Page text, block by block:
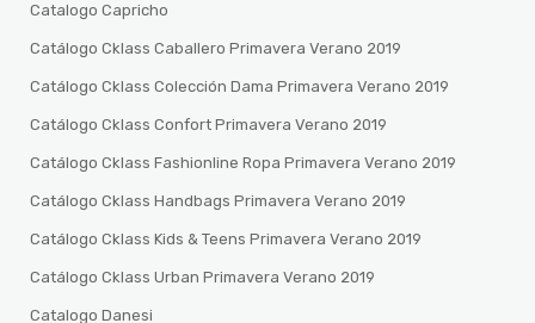
Catalogo Capricho
Catálogo Cklass Caballero Primavera Verano 2019
Catálogo Cklass Colección Dama Primavera Verano 2019
Catálogo Cklass Confort Primavera Verano 2019
Catálogo Cklass Fashionline Ropa Primavera Verano 2019
Catálogo Cklass Handbags Primavera Verano 2019
Catálogo Cklass Kids & Teens Primavera Verano 2019
Catálogo Cklass Urban Primavera Verano 2019
Catalogo Danesi